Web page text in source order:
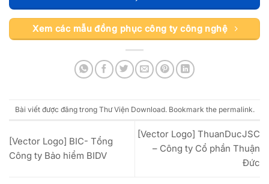
Xem các mẫu đồng phục công ty công nghệ
Bài viết được đăng trong Thư Viện Download. Bookmark the permalink.
[Vector Logo] BIC- Tổng
Công ty Bảo hiểm BIDV
[Vector Logo] ThuanDucJSC
– Công ty Cổ phần Thuận
Đức